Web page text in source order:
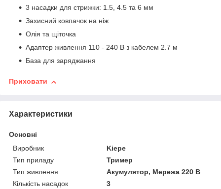
3 насадки для стрижки: 1.5, 4.5 та 6 мм
Захисний ковпачок на ніж
Олія та щіточка
Адаптер живлення 110 - 240 В з кабелем 2.7 м
База для заряджання
Приховати
Характеристики
Основні
Виробник
Kiepe
Тип приладу
Тример
Тип живлення
Акумулятор, Мережа 220 В
Кількість насадок
3